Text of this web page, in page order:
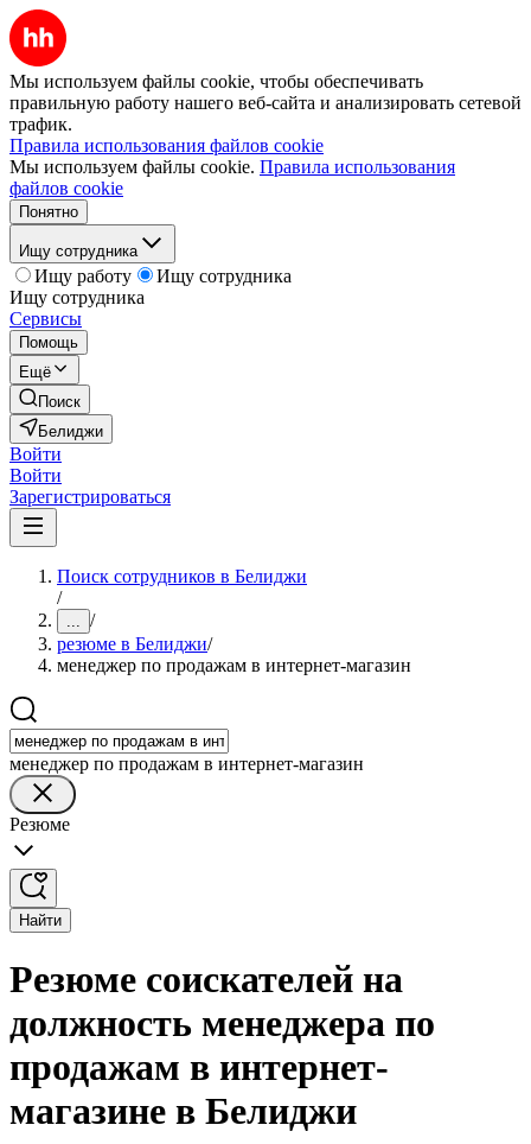
Мы используем файлы cookie, чтобы обеспечивать
правильную работу нашего веб-сайта и анализировать сетевой
трафик.
Правила использования файлов cookie
Мы используем файлы cookie. Правила использования
файлов cookie
Понятно
Ищу сотрудника
Ищу работу
Ищу сотрудника
Ищу сотрудника
Сервисы
Помощь
Ещё
Поиск
Белиджи
Войти
Войти
Зарегистрироваться
Поиск сотрудников в Белиджи
/
... /
резюме в Белиджи/
менеджер по продажам в интернет-магазин
менеджер по продажам в интернет-магазин
Резюме
Найти
Резюме соискателей на
должность менеджера по
продажам в интернет-
магазине в Белиджи